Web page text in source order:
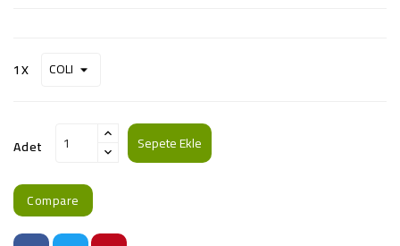
1X
Adet Sepete Ekle
Compare